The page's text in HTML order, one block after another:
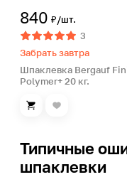
840 ₽/шт.
3
Забрать завтра
Шпаклевка Bergauf
Polymer+ 20 кг.
Типичные
шпаклевки